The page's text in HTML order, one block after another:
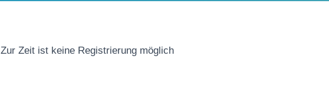
Zur Zeit ist keine Registrierung möglich